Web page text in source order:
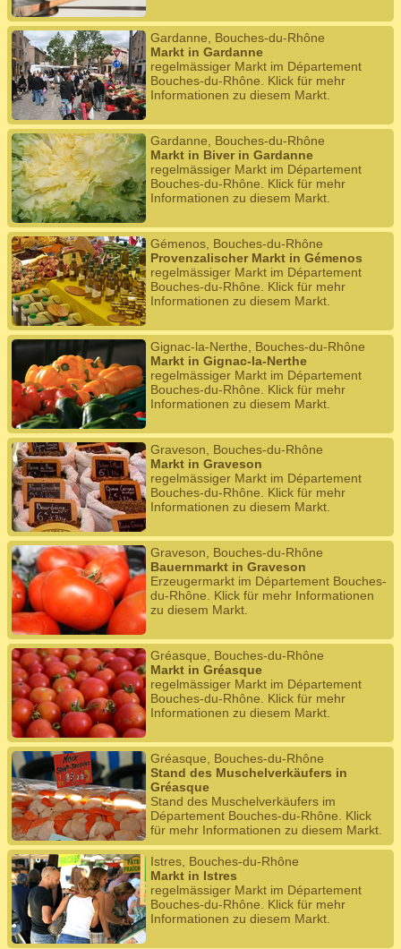
Gardanne, Bouches-du-Rhône
Markt in Gardanne
regelmässiger Markt im Département
Bouches-du-Rhône. Klick für mehr
Informationen zu diesem Markt.
Gardanne, Bouches-du-Rhône
Markt in Biver in Gardanne
regelmässiger Markt im Département
Bouches-du-Rhône. Klick für mehr
Informationen zu diesem Markt.
Gémenos, Bouches-du-Rhône
Provenzalischer Markt in Gémenos
regelmässiger Markt im Département
Bouches-du-Rhône. Klick für mehr
Informationen zu diesem Markt.
Gignac-la-Nerthe, Bouches-du-Rhône
Markt in Gignac-la-Nerthe
regelmässiger Markt im Département
Bouches-du-Rhône. Klick für mehr
Informationen zu diesem Markt.
Graveson, Bouches-du-Rhône
Markt in Graveson
regelmässiger Markt im Département
Bouches-du-Rhône. Klick für mehr
Informationen zu diesem Markt.
Graveson, Bouches-du-Rhône
Bauernmarkt in Graveson
Erzeugermarkt im Département Bouches-
du-Rhône. Klick für mehr Informationen
zu diesem Markt.
Gréasque, Bouches-du-Rhône
Markt in Gréasque
regelmässiger Markt im Département
Bouches-du-Rhône. Klick für mehr
Informationen zu diesem Markt.
Gréasque, Bouches-du-Rhône
Stand des Muschelverkäufers in
Gréasque
Stand des Muschelverkäufers im
Département Bouches-du-Rhône. Klick
für mehr Informationen zu diesem Markt.
Istres, Bouches-du-Rhône
Markt in Istres
regelmässiger Markt im Département
Bouches-du-Rhône. Klick für mehr
Informationen zu diesem Markt.